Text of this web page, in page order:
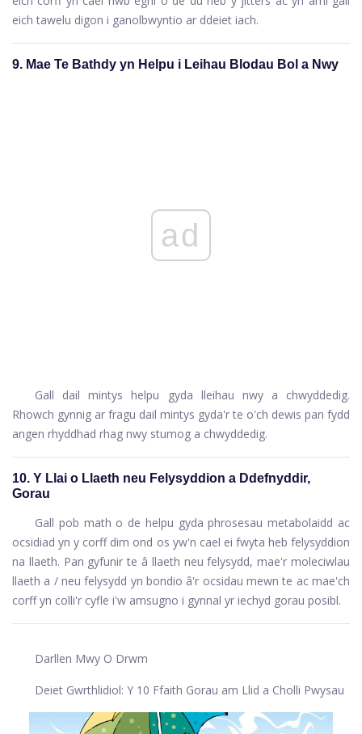
eich tawelu digon i ganolbwyntio ar ddeiet iach.
9. Mae Te Bathdy yn Helpu i Leihau Blodau Bol a Nwy
ad
Gall dail mintys helpu gyda lleihau nwy a chwyddedig.
Rhowch gynnig ar fragu dail mintys gyda'r te o'ch dewis pan fydd
angen rhyddhad rhag nwy stumog a chwyddedig.
10. Y Llai o Llaeth neu Felysyddion a Ddefnyddir,
Gorau
Gall pob math o de helpu gyda phrosesau metabolaidd ac
ocsidiad yn y corff dim ond os yw'n cael ei fwyta heb felysyddion
na llaeth. Pan gyfunir te â llaeth neu felysydd, mae'r moleciwlau
llaeth a / neu felysydd yn bondio â'r ocsidau mewn te ac mae'ch
corff yn colli'r cyfle i'w amsugno i gynnal yr iechyd gorau posibl.
Darllen Mwy O Drwm
Deiet Gwrthlidiol: Y 10 Ffaith Gorau am Llid a Cholli Pwysau